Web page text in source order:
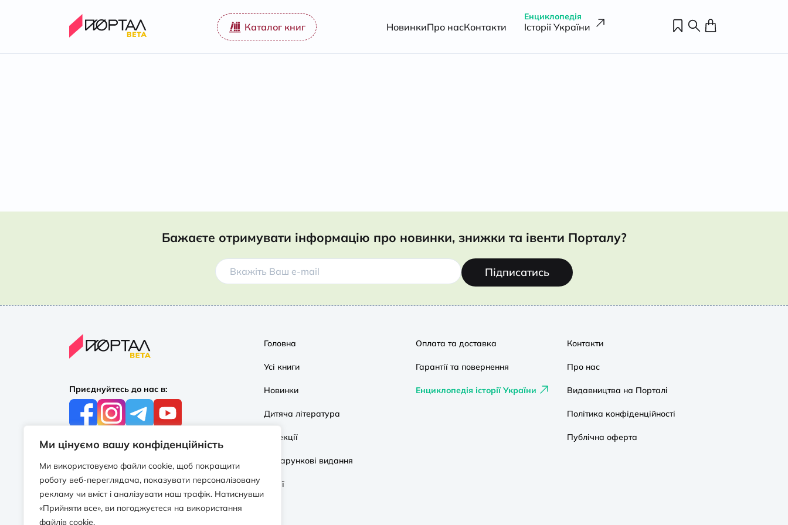
Ми цінуємо вашу конфіденційність
Ми використовуємо файли cookie, щоб покращити
роботу веб-переглядача, показувати персоналізовану
рекламу чи вміст і аналізувати наш трафік. Натиснувши
«Прийняти все», ви погоджуєтеся на використання
файлів cookie.
Каталог книг НовинкиПро насКонтакти
Енциклопедія
Історії України
Бажаєте отримувати інформацію про новинки, знижки та івенти Порталу?
Підписатись
Приєднуйтесь до нас в:
З усіх питань:
+38 097 244 16 56
info@portalbooks.com.ua
Працюємо в будні з 10:00 до 18:00
З приводу співпраці:
Головна
Усі книги
Новинки
Дитяча література
Колекції
Подарункові видання
Акції
Оплата та доставка
Гарантії та повернення
Енциклопедія історії України
Контакти
Про нас
Видавництва на Порталі
Політика конфіденційності
Публічна оферта